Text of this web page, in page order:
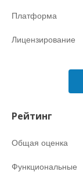
Платформа
Лицензирование
Рейтинг
Общая оценка
Функциональные